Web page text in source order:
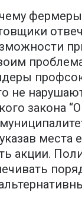
не
закона
места
акции.